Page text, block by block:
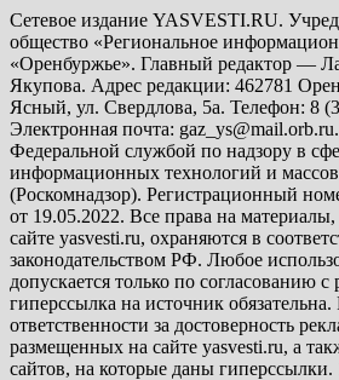
Сетевое издание YASVESTI.RU.
общество «Региональное
«Оренбуржье». Главный редактор —
Якупова. Адрес редакции: 462781
Ясный, ул. Свердлова, 5а. Телефон: 8
Электронная почта:
Федеральной службой по надзору в
информационных технологий и
(Роскомнадзор). Регистрационный
от 19.05.2022. Все права на
сайте yasvesti.ru, охраняются в
законодательством РФ. Любое
допускается только по согласованию с
гиперссылка на источник обязательна.
ответственности за достоверность
размещенных на сайте yasvesti.ru, а
сайтов, на которые даны гиперссылки.